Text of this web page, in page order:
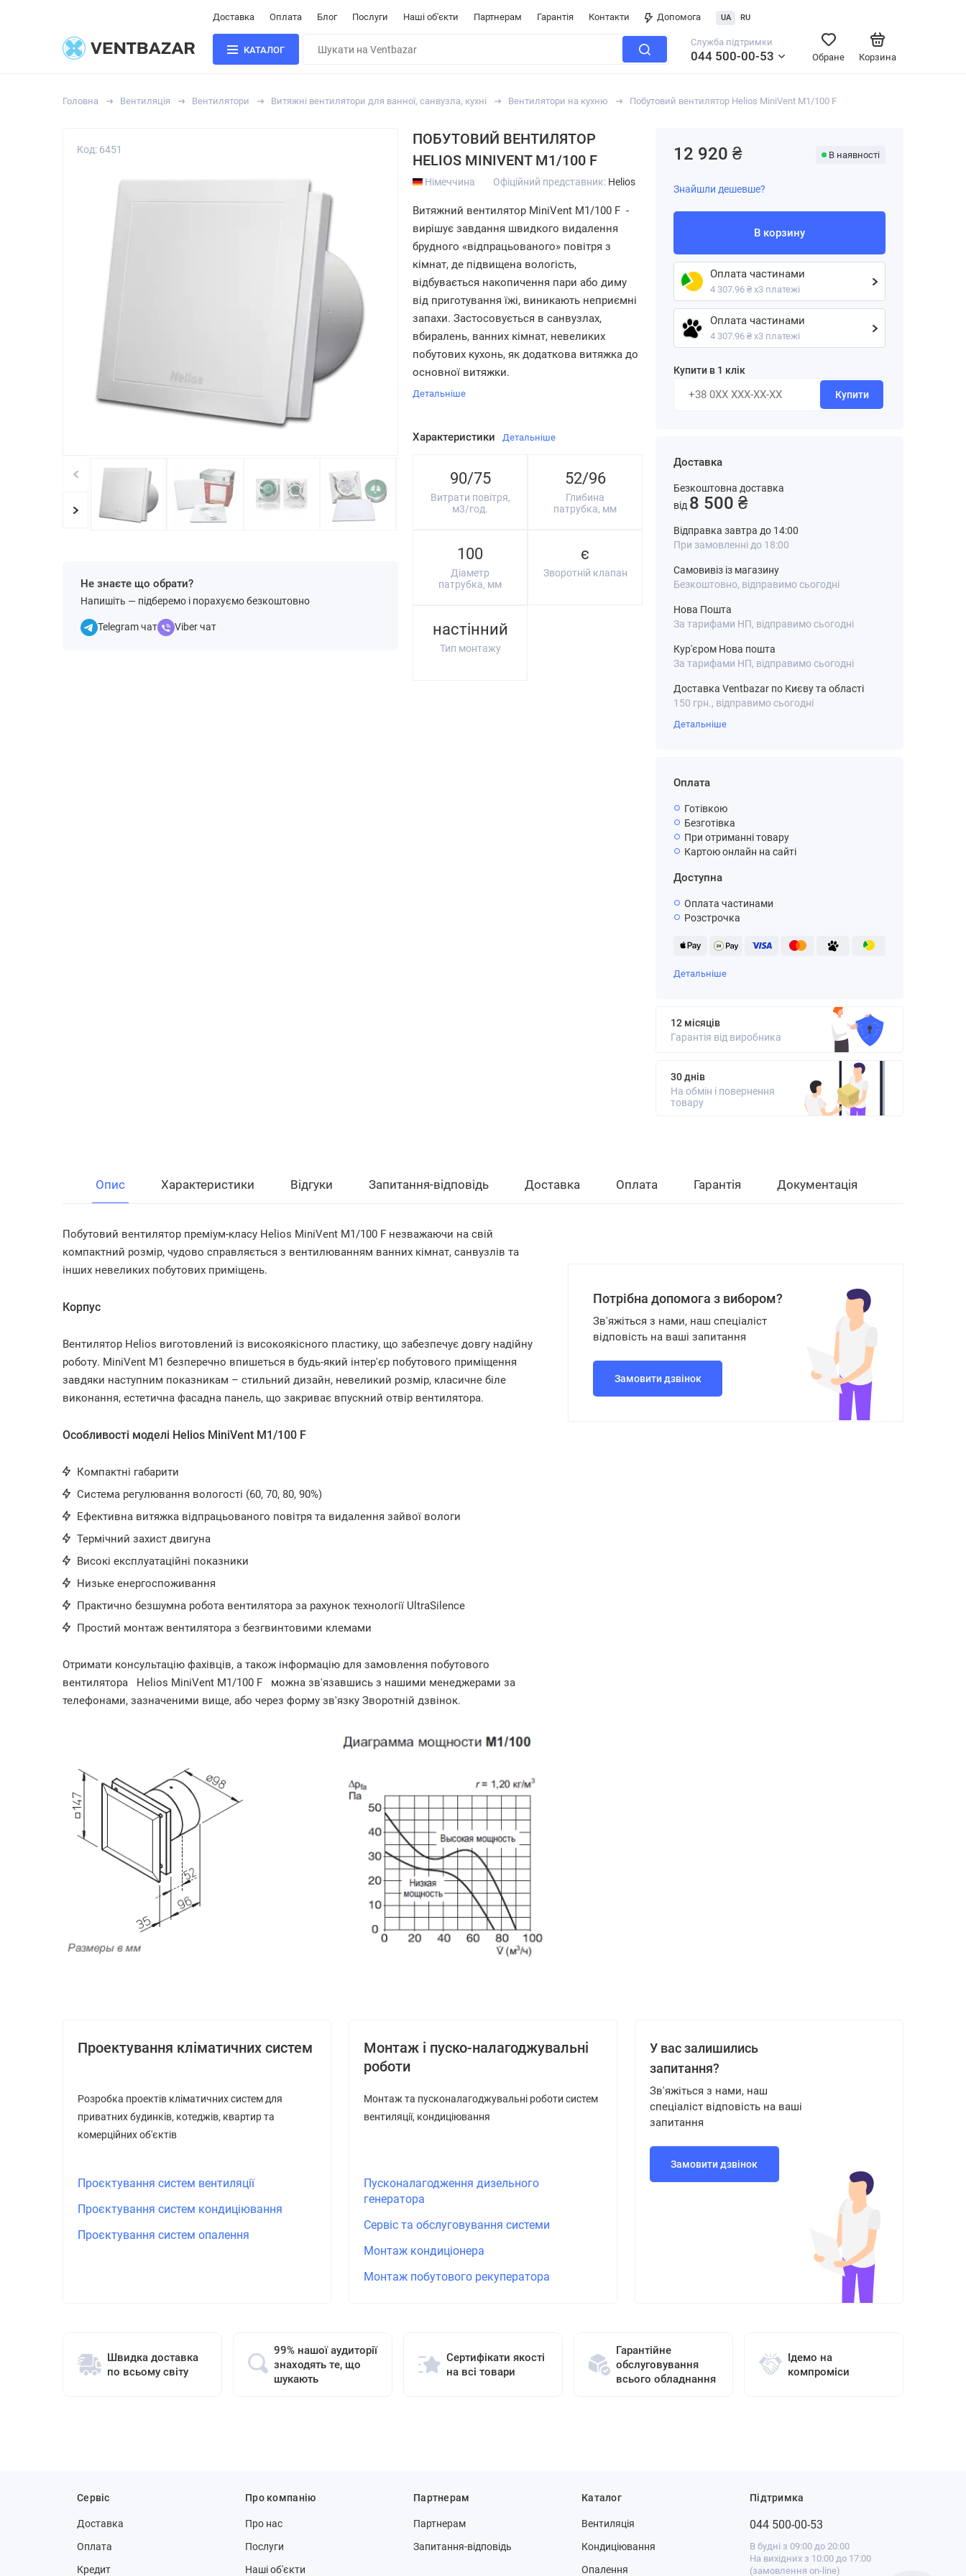
Доставка Оплата Блог Послуги Наші об'єкти Партнерам Гарантія Контакти Допомога UA RU
КАТАЛОГ
Служба підтримки
044 500-00-53 Корзина
Обране
Головна Вентиляція Вентилятори Витяжні вентилятори для ванної, санвузла, кухні Вентилятори на кухню Побутовий вентилятор Helios MiniVent M1/100 F
Код: 6451
Не знаєте що обрати?
Напишіть — підберемо і порахуємо безкоштовно
Telegram чат Viber чат
ПОБУТОВИЙ ВЕНТИЛЯТОР
HELIOS MINIVENT M1/100 F
Німеччина Офіційний представник: Helios
Витяжний вентилятор MiniVent M1/100 F -
вирішує завдання швидкого видалення
брудного «відпрацьованого» повітря з
кімнат, де підвищена вологість,
відбувається накопичення пари або диму
від приготування їжі, виникають неприємні
запахи. Застосовується в санвузлах,
вбиралень, ванних кімнат, невеликих
побутових кухонь, як додаткова витяжка до
основної витяжки.
Детальніше
Характеристики Детальніше
90/75
Витрати повітря,
м3/год.
52/96
Глибина
патрубка, мм
100
Діаметр
патрубка, мм
є
Зворотній клапан
настінний
Тип монтажу
12 920 ₴ В наявності
Знайшли дешевше?
В корзину
Оплата частинами
4 307.96 ₴ х3 платежі
Оплата частинами
4 307.96 ₴ х3 платежі
Купити в 1 клік
Купити
Доставка
Безкоштовна доставка
від 8 500 ₴
Відправка завтра до 14:00
При замовленні до 18:00
Самовивіз із магазину
Безкоштовно, відправимо сьогодні
Нова Пошта
За тарифами НП, відправимо сьогодні
Кур'єром Нова пошта
За тарифами НП, відправимо сьогодні
Доставка Ventbazar по Києву та області
150 грн., відправимо сьогодні
Детальніше
Оплата
Готівкою
Безготівка
При отриманні товару
Картою онлайн на сайті
Доступна
Оплата частинами
Розстрочка
Детальніше
12 місяців
Гарантія від виробника
30 днів
На обмін і повернення
товару
Опис Характеристики Відгуки Запитання-відповідь Доставка Оплата Гарантія Документація
Побутовий вентилятор преміум-класу Helios MiniVent M1/100 F незважаючи на свій
компактний розмір, чудово справляється з вентилюванням ванних кімнат, санвузлів та
інших невеликих побутових приміщень.
Корпус
Вентилятор Helios виготовлений із високоякісного пластику, що забезпечує довгу надійну
роботу. MiniVent M1 безперечно впишеться в будь-який інтер'єр побутового приміщення
завдяки наступним показникам – стильний дизайн, невеликий розмір, класичне біле
виконання, естетична фасадна панель, що закриває впускний отвір вентилятора.
Особливості моделі Helios MiniVent M1/100 F
Компактні габарити
Система регулювання вологості (60, 70, 80, 90%)
Ефективна витяжка відпрацьованого повітря та видалення зайвої вологи
Термічний захист двигуна
Високі експлуатаційні показники
Низьке енергоспоживання
Практично безшумна робота вентилятора за рахунок технології UltraSilence
Простий монтаж вентилятора з безгвинтовими клемами
Отримати консультацію фахівців, а також інформацію для замовлення побутового
вентилятора
Helios MiniVent M1/100 F
можна зв'язавшись з нашими менеджерами за
телефонами, зазначеними вище, або через форму зв'язку Зворотній дзвінок.
Потрібна допомога з вибором?
Зв'яжіться з нами, наш спеціаліст
відповість на ваші запитання
Замовити дзвінок
Проектування кліматичних систем
Розробка проектів кліматичних систем для
приватних будинків, котеджів, квартир та
комерційних об'єктів
Проєктування систем вентиляції
Проєктування систем кондиціювання
Проєктування систем опалення
Монтаж і пуско-налагоджувальні
роботи
Монтаж та пусконалагоджувальні роботи систем
вентиляції, кондиціювання
Пусконалагодження дизельного
генератора
Сервіс та обслуговування системи
Монтаж кондиціонера
Монтаж побутового рекуператора
У вас залишились
запитання?
Зв'яжіться з нами, наш
спеціаліст відповість на ваші
запитання
Замовити дзвінок
Швидка доставка
по всьому світу
99% нашої аудиторії
знаходять те, що
шукають
Сертифікати якості
на всі товари
Гарантійне
обслуговування
всього обладнання
Ідемо на
компроміси
Сервіс
Доставка
Оплата
Кредит
Про компанію
Про нас
Послуги
Наші об'єкти
Партнерам
Партнерам
Запитання-відповідь
Каталог
Вентиляція
Кондиціювання
Опалення
Підтримка
044 500-00-53
В будні з 09:00 до 20:00
На вихідних з 10:00 до 17:00
(замовлення on-line)